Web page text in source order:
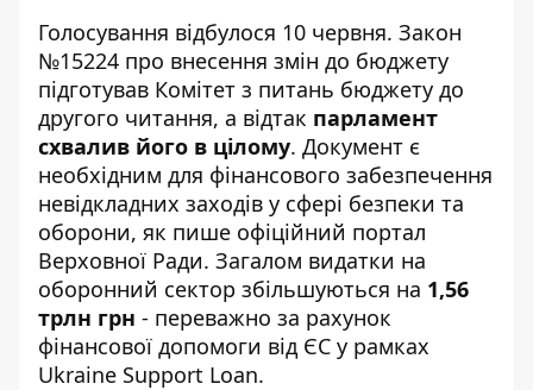
Голосування відбулося 10 червня. Закон
№15224 про внесення змін до бюджету
підготував Комітет з питань бюджету до
другого читання, а відтак парламент
схвалив його в цілому. Документ є
необхідним для фінансового забезпечення
невідкладних заходів у сфері безпеки та
оборони, як пише офіційний портал
Верховної Ради. Загалом видатки на
оборонний сектор збільшуються на 1,56
трлн грн - переважно за рахунок
фінансової допомоги від ЄС у рамках
Ukraine Support Loan.